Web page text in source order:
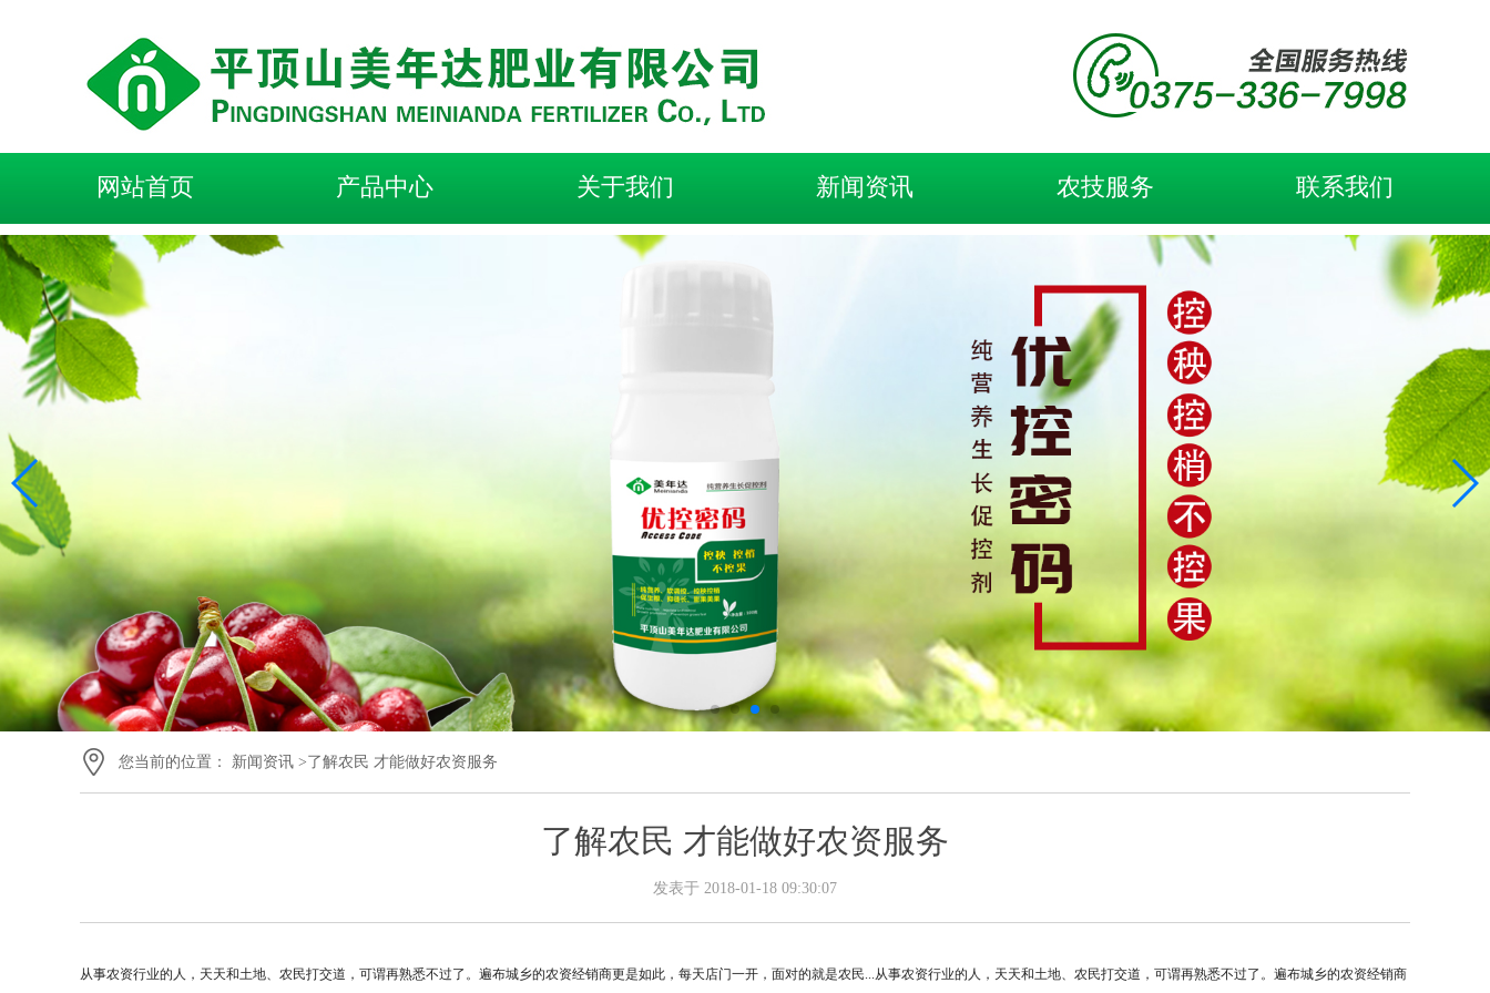
网站首页 产品中心 关于我们 新闻资讯 农技服务 联系我们
您当前的位置： 新闻资讯 >了解农民 才能做好农资服务
了解农民 才能做好农资服务
发表于 2018-01-18 09:30:07
从事农资行业的人，天天和土地、农民打交道，可谓再熟悉不过了。遍布城乡的农资经销商更是如此，每天店门一开，面对的就是农民...从事农资行业的人，天天和土地、农民打交道，可谓再熟悉不过了。遍布城乡的农资经销商